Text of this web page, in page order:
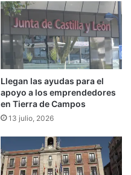
Llegan las ayudas para el
apoyo a los emprendedores
en Tierra de Campos
13 julio, 2026